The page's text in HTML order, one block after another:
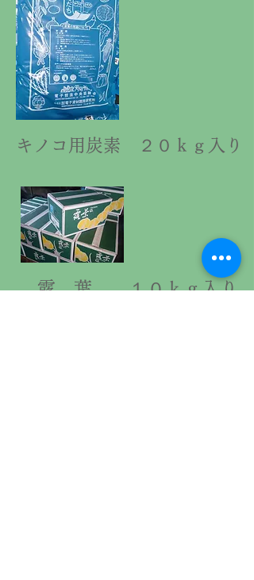
​キノコ用炭素 ２０ｋｇ入り
​ 露 葉 １０ｋｇ入り